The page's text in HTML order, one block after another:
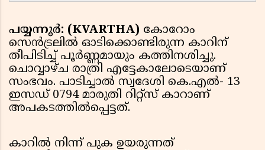
പയ്യന്നൂർ: (KVARTHA) കോറോം
സെൻട്രലിൽ ഓടിക്കൊണ്ടിരുന്ന കാറിന്
തീപിടിച്ച് പൂർണ്ണമായും കത്തിനശിച്ചു.
ചൊവ്വാഴ്ച രാത്രി എട്ടേകാലോടെയാണ്
സംഭവം. പാടിച്ചാൽ സ്വദേശി കെ.എൽ- 13
ഇസഡ് 0794 മാരുതി റിറ്റ്സ് കാറാണ്
അപകടത്തിൽപ്പെട്ടത്.
കാറിൽ നിന്ന് പുക ഉയരുന്നത്